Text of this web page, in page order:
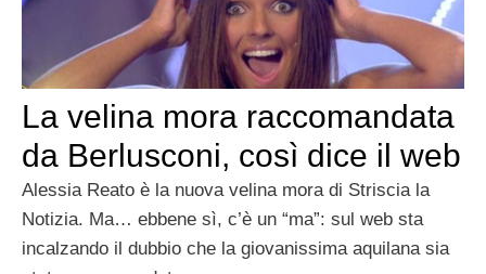
La velina mora raccomandata
da Berlusconi, così dice il web
Alessia Reato è la nuova velina mora di Striscia la
Notizia. Ma… ebbene sì, c’è un “ma”: sul web sta
incalzando il dubbio che la giovanissima aquilana sia